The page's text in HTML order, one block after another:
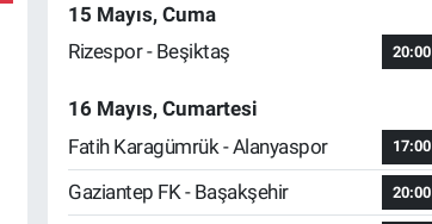
15 Mayıs, Cuma
Rizespor - Beşiktaş
20:00
16 Mayıs, Cumartesi
Fatih Karagümrük - Alanyaspor
17:00
Gaziantep FK - Başakşehir 20:00